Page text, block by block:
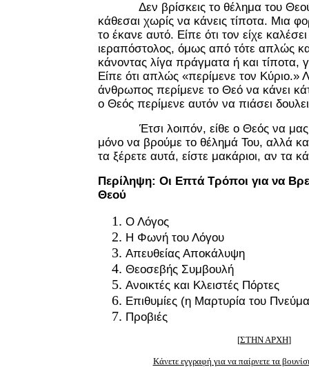
Δεν βρίσκεις το θέλημα του
κάθεσαι χωρίς να κάνεις τίποτα. Μια
το έκανε αυτό. Είπε ότι τον είχε
ιεραπόστολος, όμως από τότε απλώς
κάνοντας λίγα πράγματα ή και τίποτα,
Είπε ότι απλώς «περίμενε τον Κύριο.»
άνθρωπος περίμενε το Θεό να κάνει
ο Θεός περίμενε αυτόν να πιάσει
Έτσι λοιπόν, είθε ο Θεός να μας
μόνο να βρούμε το θέλημά Του, αλλά
τα ξέρετε αυτά, είστε μακάριοι, αν τα
Περίληψη: Οι Επτά Τρόποι για να
Θεού
Ο Λόγος
Η Φωνή του Λόγου
Απευθείας Αποκάλυψη
Θεοσεβής Συμβουλή
Ανοικτές και Κλειστές Πόρτες
Επιθυμίες (η Μαρτυρία του
Προβιές
[ΣΤΗΝ ΑΡΧΗ]
Κάνετε εγγραφή για να παίρνετε τα